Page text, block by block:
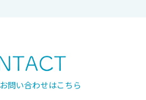
問い合わせはこちら